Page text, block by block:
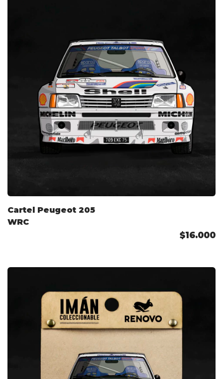
Cartel Peugeot 205
WRC
$16.000